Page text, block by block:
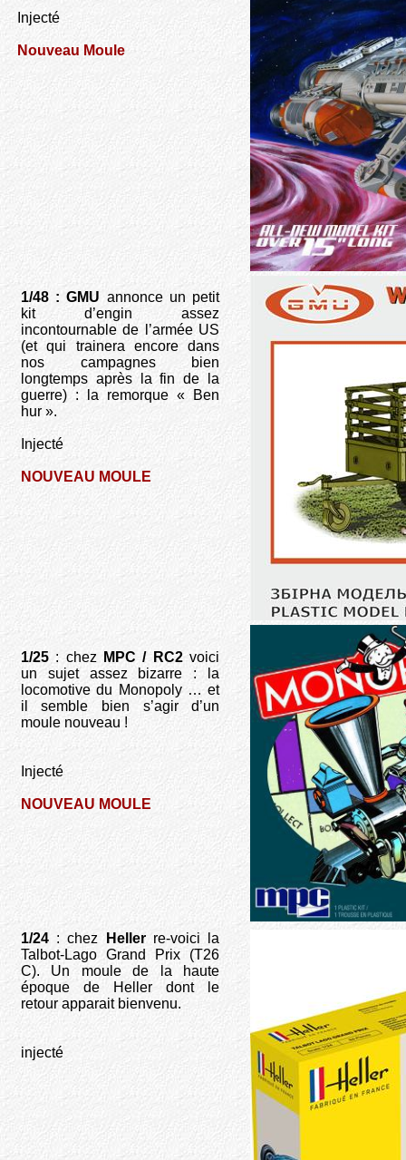
Injecté
Nouveau Moule
1/48 : GMU annonce un petit
kit d’engin assez
incontournable de l’armée US
(et qui trainera encore dans
nos campagnes bien
longtemps après la fin de la
guerre) : la remorque « Ben
hur ».
Injecté
NOUVEAU MOULE
1/25 : chez MPC / RC2voici
un sujet assez bizarre : la
locomotive du Monopoly … et
il semble bien s’agir d’un
moule nouveau !
Injecté
NOUVEAU MOULE
1/24 : chez Heller re-voici la
Talbot-Lago Grand Prix (T26
C). Un moule de la haute
époque de Heller dont le
retour apparait bienvenu.
injecté